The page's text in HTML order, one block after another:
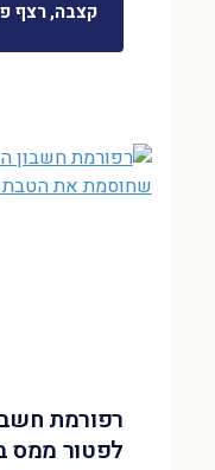
קצבה, רצף
רפורמת
לפטור ממס